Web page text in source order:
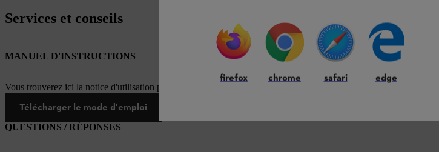
Services et conseils
MANUEL D'INSTRUCTIONS
Vous trouverez ici la notice d'utilisation pour ce produit STIHL
Télécharger le mode d'emploi
QUESTIONS / RÉPONSES
firefox chrome safari edge